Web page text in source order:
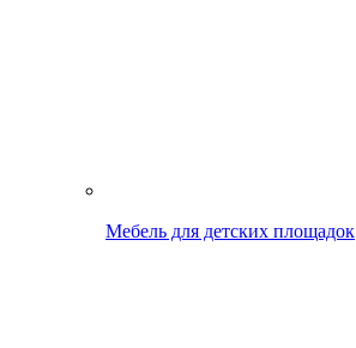
Мебель для детских площадок